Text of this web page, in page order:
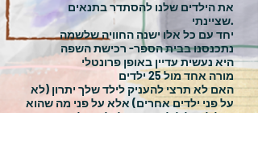
את הילדים שלנו להסתדר בתנאים
שציינתי.
יחד עם כל אלו ישנה החוויה שלשמה
נתכנסנו בבית הספר- רכישת השפה
היא נעשית עדיין באופן פרונטלי
מורה אחד מול 25 ילדים
האם לא תרצי להעניק לילד שלך יתרון (לא
על פני ילדים אחרים) אלא על פני מה שהוא
יכול לקבל לולא נחשף לכל המילים